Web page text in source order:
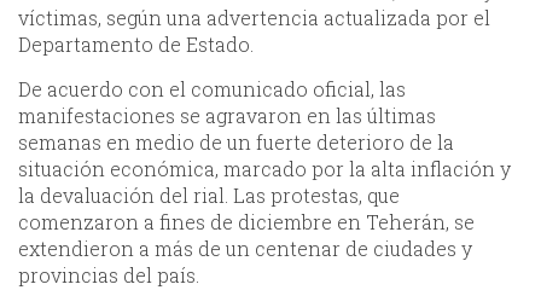
víctimas, según una advertencia actualizada por el
Departamento de Estado.
De acuerdo con el comunicado oficial, las
manifestaciones se agravaron en las últimas
semanas en medio de un fuerte deterioro de la
situación económica, marcado por la alta inflación y
la devaluación del rial. Las protestas, que
comenzaron a fines de diciembre en Teherán, se
extendieron a más de un centenar de ciudades y
provincias del país.